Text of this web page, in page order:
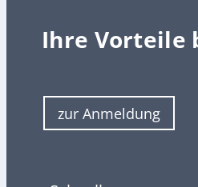
Ihre Vorteile
zur Anmeldung